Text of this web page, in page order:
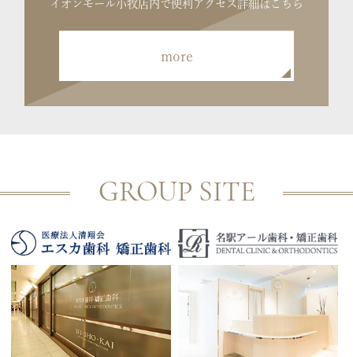
イオンモール小牧店内で便利 アクセス詳細はこちら
more
GROUP SITE